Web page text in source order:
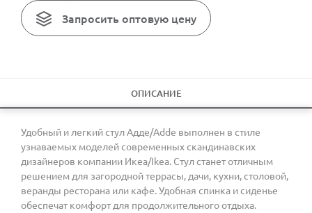
Запросить оптовую цену
ОПИСАНИЕ
Удобный и легкий стул Адде/Adde выполнен в стиле
узнаваемых моделей современных скандинавских
дизайнеров компании Икеа/Ikea. Стул станет отличным
решением для загородной террасы, дачи, кухни, столовой,
веранды ресторана или кафе. Удобная спинка и сиденье
обеспечат комфорт для продолжительного отдыха.